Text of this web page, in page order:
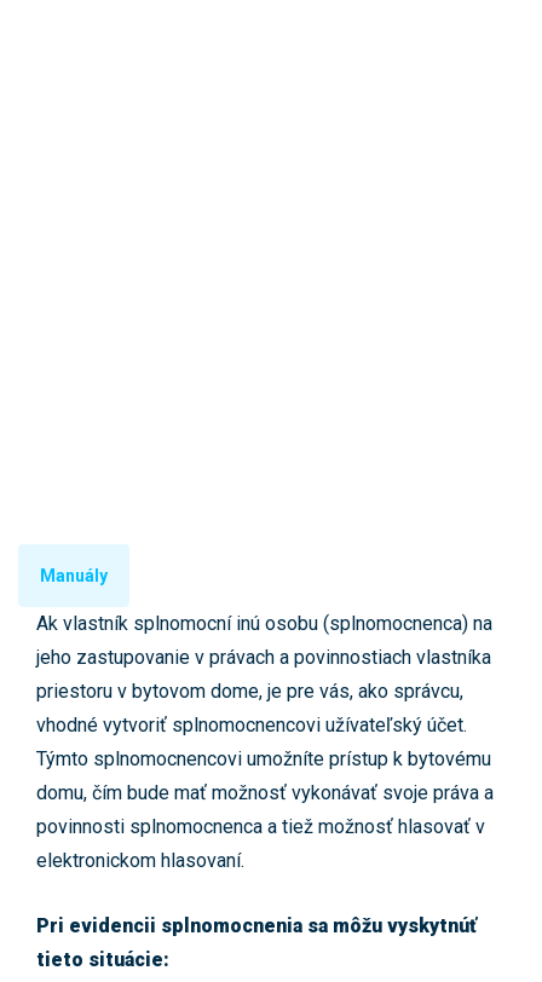
Manuály
Ak vlastník splnomocní inú osobu (splnomocnenca) na
jeho zastupovanie v právach a povinnostiach vlastníka
priestoru v bytovom dome, je pre vás, ako správcu,
vhodné vytvoriť splnomocnencovi užívateľský účet.
Týmto splnomocnencovi umožníte prístup k bytovému
domu, čím bude mať možnosť vykonávať svoje práva a
povinnosti splnomocnenca a tiež možnosť hlasovať v
elektronickom hlasovaní.
Pri evidencii splnomocnenia sa môžu vyskytnúť
tieto situácie: